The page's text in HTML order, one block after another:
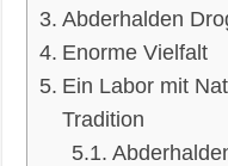
Abderhalden
Enorme Vielfalt
Ein Labor mit
Tradition